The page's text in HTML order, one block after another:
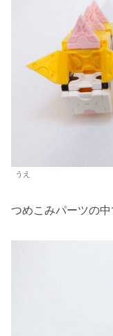
うえ
つめこみパーツの中